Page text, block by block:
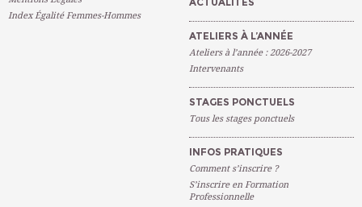
Index Égalité Femmes-Hommes
ATELIERS À L’ANNÉE
Ateliers à l’année : 2026-2027
Intervenants
STAGES PONCTUELS
Tous les stages ponctuels
INFOS PRATIQUES
Comment s’inscrire ?
S’inscrire en Formation
Professionnelle